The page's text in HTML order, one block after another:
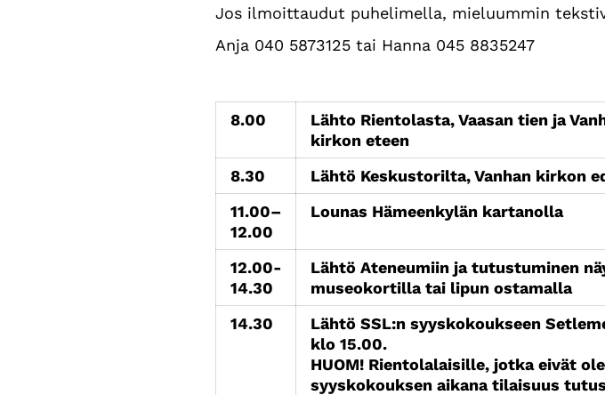
Jos ilmoittaudut puhelimella, mieluummin
Anja 040 5873125 tai Hanna 045 8835247
8.00
Lähto Rientolasta, Vaasan tien ja
kirkon eteen
8.30
Lähtö Keskustorilta, Vanhan kirkon
11.00–
12.00
Lounas Hämeenkylän kartanolla
12.00-
14.30
Lähtö Ateneumiin ja tutustuminen
museokortilla tai lipun ostamalla
14.30
Lähtö SSL:n syyskokoukseen
klo 15.00.
HUOM! Rientolalaisille, jotka eivät
syyskokouksen aikana tilaisuus